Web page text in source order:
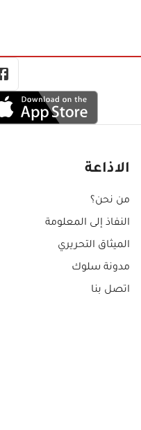
الاذاعة
من نحن؟
النفاذ إلى المعلومة
الميثاق التحريري
مدونة سلوك
اتصل بنا